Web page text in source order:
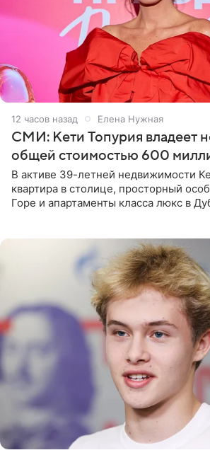
12 часов назад Елена Нужная
СМИ: Кети Топурия владеет
общей стоимостью 600
В активе 39-летней недвижимости
квартира в столице, просторный
Горе и апартаменты класса люкс в